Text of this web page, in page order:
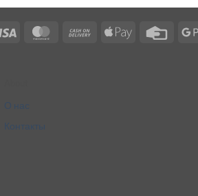
Visa MasterCardCash
Apple
Credit
О нас
Контакты